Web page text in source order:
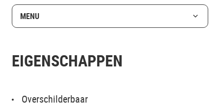
MENU
EIGENSCHAPPEN
Overschilderbaar